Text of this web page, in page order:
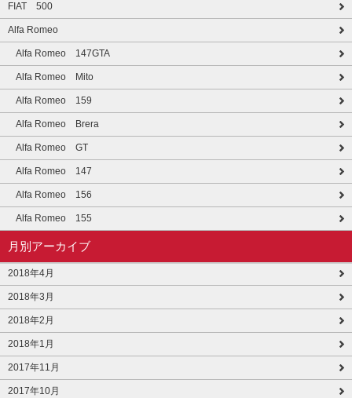
FIAT 500
Alfa Romeo
Alfa Romeo 147GTA
Alfa Romeo Mito
Alfa Romeo 159
Alfa Romeo Brera
Alfa Romeo GT
Alfa Romeo 147
Alfa Romeo 156
Alfa Romeo 155
月別アーカイブ
2018年4月
2018年3月
2018年2月
2018年1月
2017年11月
2017年10月